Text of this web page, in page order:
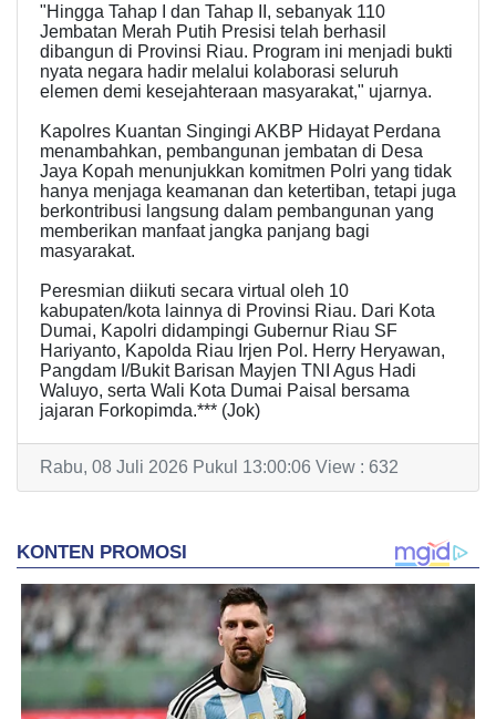
"Hingga Tahap I dan Tahap II, sebanyak 110
Jembatan Merah Putih Presisi telah berhasil
dibangun di Provinsi Riau. Program ini menjadi bukti
nyata negara hadir melalui kolaborasi seluruh
elemen demi kesejahteraan masyarakat," ujarnya.
Kapolres Kuantan Singingi AKBP Hidayat Perdana
menambahkan, pembangunan jembatan di Desa
Jaya Kopah menunjukkan komitmen Polri yang tidak
hanya menjaga keamanan dan ketertiban, tetapi juga
berkontribusi langsung dalam pembangunan yang
memberikan manfaat jangka panjang bagi
masyarakat.
Peresmian diikuti secara virtual oleh 10
kabupaten/kota lainnya di Provinsi Riau. Dari Kota
Dumai, Kapolri didampingi Gubernur Riau SF
Hariyanto, Kapolda Riau Irjen Pol. Herry Heryawan,
Pangdam I/Bukit Barisan Mayjen TNI Agus Hadi
Waluyo, serta Wali Kota Dumai Paisal bersama
jajaran Forkopimda.*** (Jok)
Rabu, 08 Juli 2026 Pukul 13:00:06 View : 632